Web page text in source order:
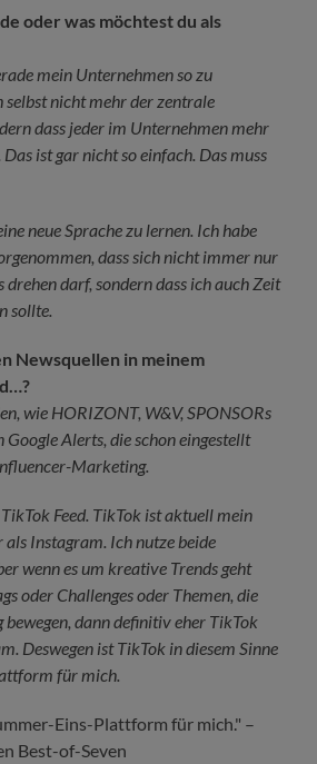
oder was möchtest du als
mein Unternehmen so zu
selbst nicht mehr der zentrale
dass jeder im Unternehmen mehr
ist gar nicht so einfach. Das muss
neue Sprache zu lernen. Ich habe
dass sich nicht immer nur
drehen darf, sondern dass ich auch Zeit
sollte.
Newsquellen in meinem
wie HORIZONT, W&V, SPONSORs
Google Alerts, die schon eingestellt
Marketing.
Feed. TikTok ist aktuell mein
Instagram. Ich nutze beide
wenn es um kreative Trends geht
oder Challenges oder Themen, die
bewegen, dann definitiv eher TikTok
Deswegen ist TikTok in diesem Sinne
für mich.